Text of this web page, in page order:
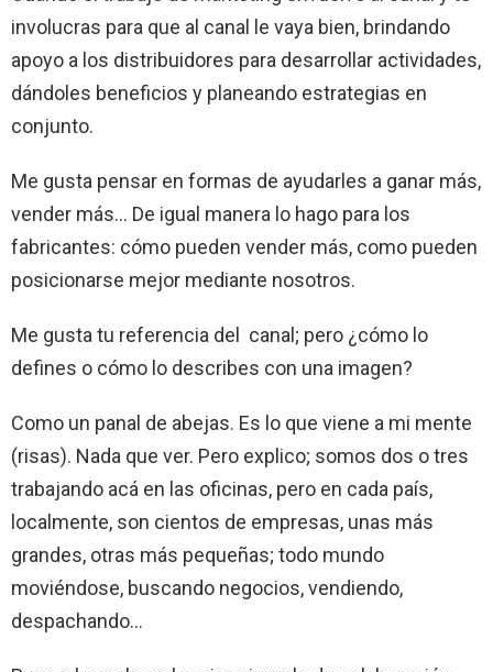
involucras para que al canal le vaya bien, brindando
apoyo a los distribuidores para desarrollar actividades,
dándoles beneficios y planeando estrategias en
conjunto.
Me gusta pensar en formas de ayudarles a ganar más,
vender más… De igual manera lo hago para los
fabricantes: cómo pueden vender más, como pueden
posicionarse mejor mediante nosotros.
Me gusta tu referencia del canal; pero ¿cómo lo
defines o cómo lo describes con una imagen?
Como un panal de abejas. Es lo que viene a mi mente
(risas). Nada que ver. Pero explico; somos dos o tres
trabajando acá en las oficinas, pero en cada país,
localmente, son cientos de empresas, unas más
grandes, otras más pequeñas; todo mundo
moviéndose, buscando negocios, vendiendo,
despachando…